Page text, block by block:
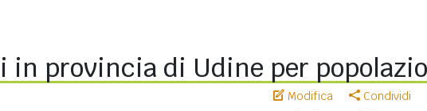
in provincia di Udine per
Modifica Condividi